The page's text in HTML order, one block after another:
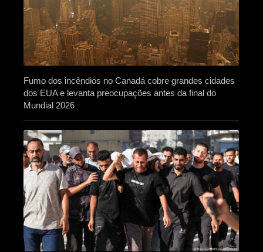
Fumo dos incêndios no Canadá cobre grandes cidades
dos EUA e levanta preocupações antes da final do
Mundial 2026